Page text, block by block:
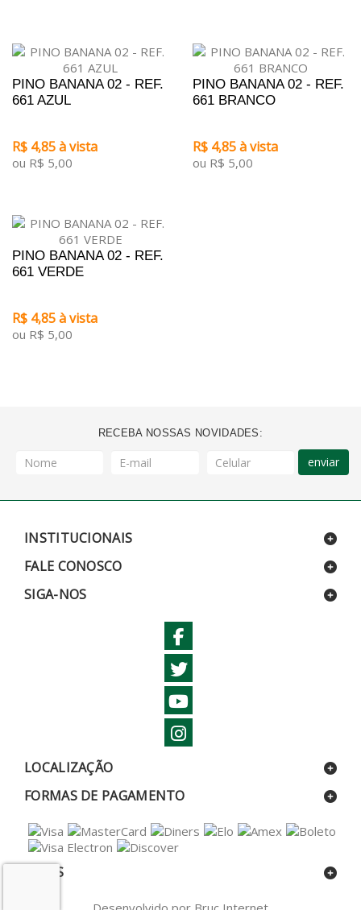
PINO BANANA 02 - REF.
661 AZUL
R$ 4,85 à vista
ou R$ 5,00
PINO BANANA 02 - REF.
661 BRANCO
R$ 4,85 à vista
ou R$ 5,00
PINO BANANA 02 - REF.
661 VERDE
R$ 4,85 à vista
ou R$ 5,00
RECEBA NOSSAS NOVIDADES:
enviar
INSTITUCIONAIS
FALE CONOSCO
SIGA-NOS
LOCALIZAÇÃO
FORMAS DE PAGAMENTO
SELOS